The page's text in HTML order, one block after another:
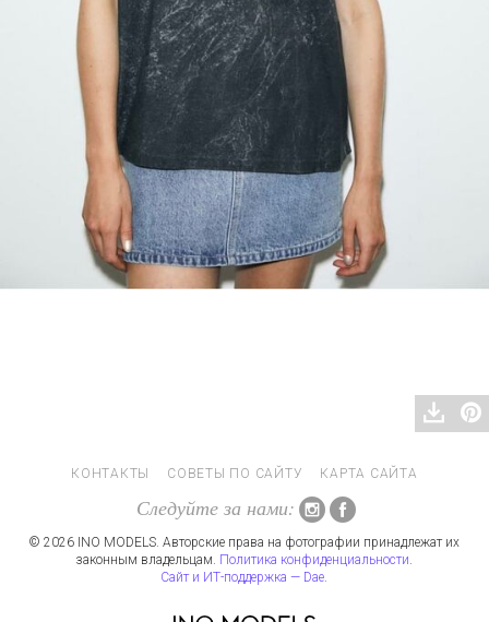
КОНТАКТЫ СОВЕТЫ ПО САЙТУ КАРТА САЙТА
Следуйте за нами:
© 2026 INO MODELS. Авторские права на фотографии принадлежат их
законным владельцам. Политика конфиденциальности.
Сайт и ИТ-поддержка — Dae.